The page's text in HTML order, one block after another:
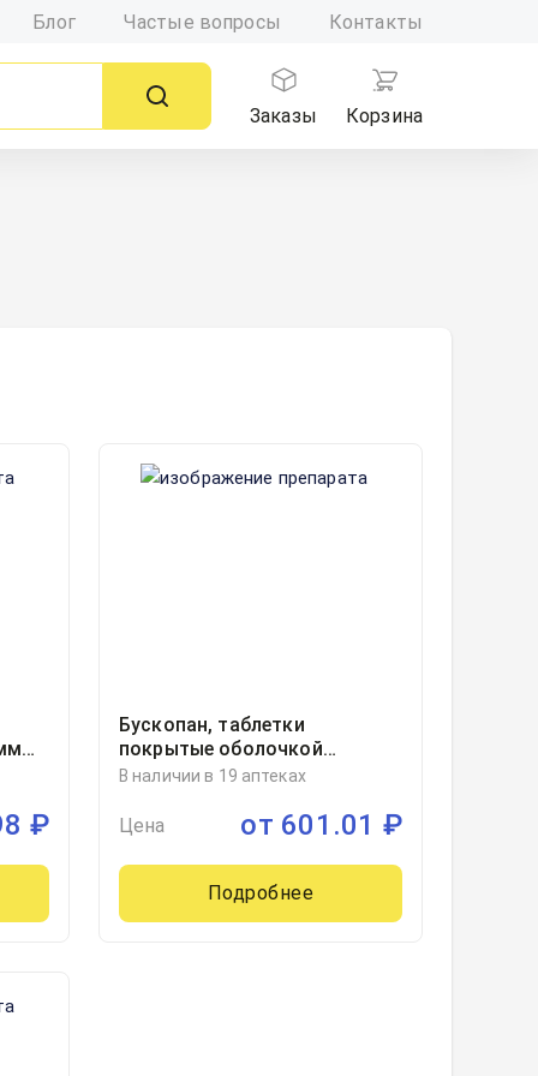
Блог Частые вопросы Контакты
Заказы
Корзина
₽
Бускопан, таблетки
покрытые оболочкой
10миллиграмм блистер, 20
В наличии в 19 аптеках
Цена от 601.01 ₽
Подробнее